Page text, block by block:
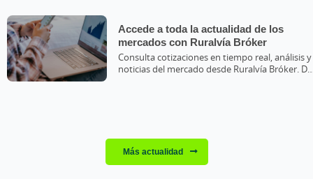
Accede a toda la actualidad de los
mercados con Ruralvía Bróker
Consulta cotizaciones en tiempo real, análisis y
noticias del mercado desde Ruralvía Bróker. Da
Más actualidad